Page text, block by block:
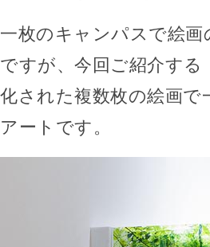
一枚のキャンパスで絵
ですが、今回ご紹介す
化された複数枚の絵画
アートです。